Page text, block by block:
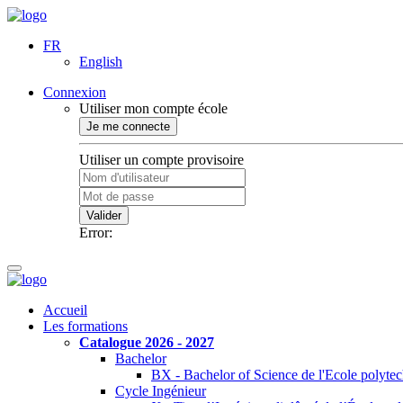
FR
English
Connexion
Utiliser mon compte école
Je me connecte
Utiliser un compte provisoire
Valider
Error:
Accueil
Les formations
Catalogue 2026 - 2027
Bachelor
BX - Bachelor of Science de l'Ecole
Cycle Ingénieur